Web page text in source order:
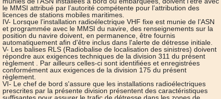
le MMSI attribué par l’autorité compétente pour l’attribution des
licences de stations mobiles maritimes.
IV- Lorsque l’installation radioélectrique VHF fixe est munie de l’ASN
et programmée avec le MMSI du navire, des renseignements sur la
position du navire doivent, en permanence, être fournis
automatiquement afin d'être inclus dans l'alerte de détresse initiale.
V- Les balises RLS (Radiobalise de localisation des sinistres) doivent
répondre aux exigences techniques de la division 311 du présent
règlement . Par ailleurs celles-ci sont identifiées et enregistrées
conformément aux exigences de la division 175 du présent
règlement.
VI- Le chef de bord s'assure que les installations radioélectriques
prescrites par la présente division présentent des caractéristiques